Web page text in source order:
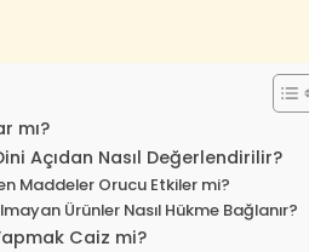
mı?
Açıdan Nasıl Değerlendirilir?
Maddeler Orucu Etkiler mi?
Ürünler Nasıl Hükme Bağlanır?
Caiz mi?